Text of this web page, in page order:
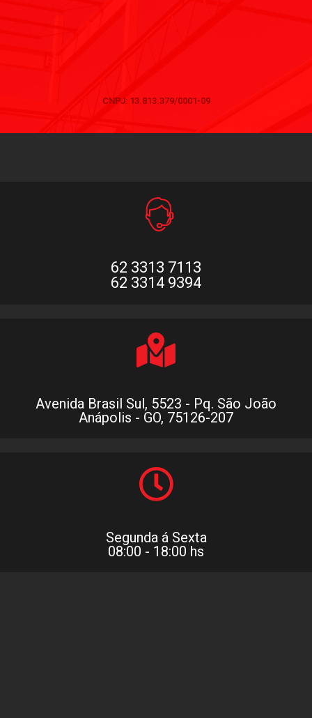
CNPJ: 13.813.379/0001-09
62 3313 7113
62 3314 9394
Avenida Brasil Sul, 5523 - Pq. São João
Anápolis - GO, 75126-207
Segunda á Sexta
08:00 - 18:00 hs